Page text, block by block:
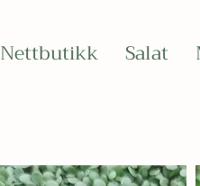
Nettbutikk Salat